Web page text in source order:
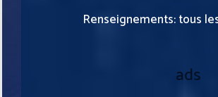
Renseignements: tous
ads